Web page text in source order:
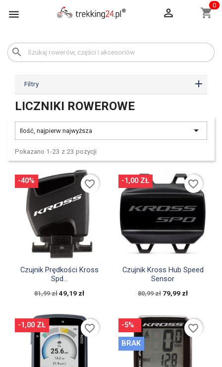
 shopping_cart
0

search
Filtry
LICZNIKI ROWEROWE
Ilość, najpierw najwyższa 
Pokazano 1-23 z 23 pozycji
Szybki podgląd
Czujnik Prędkości Kross
Spd...
81,99 zł 49,19 zł
-40% favorite_border
Szybki podgląd
Czujnik Kross Hub Speed
Sensor
80,99 zł 79,99 zł
-1,00 ZŁ favorite_border
-1,00 ZŁ favorite_border -5%
BRAK
favorite_border